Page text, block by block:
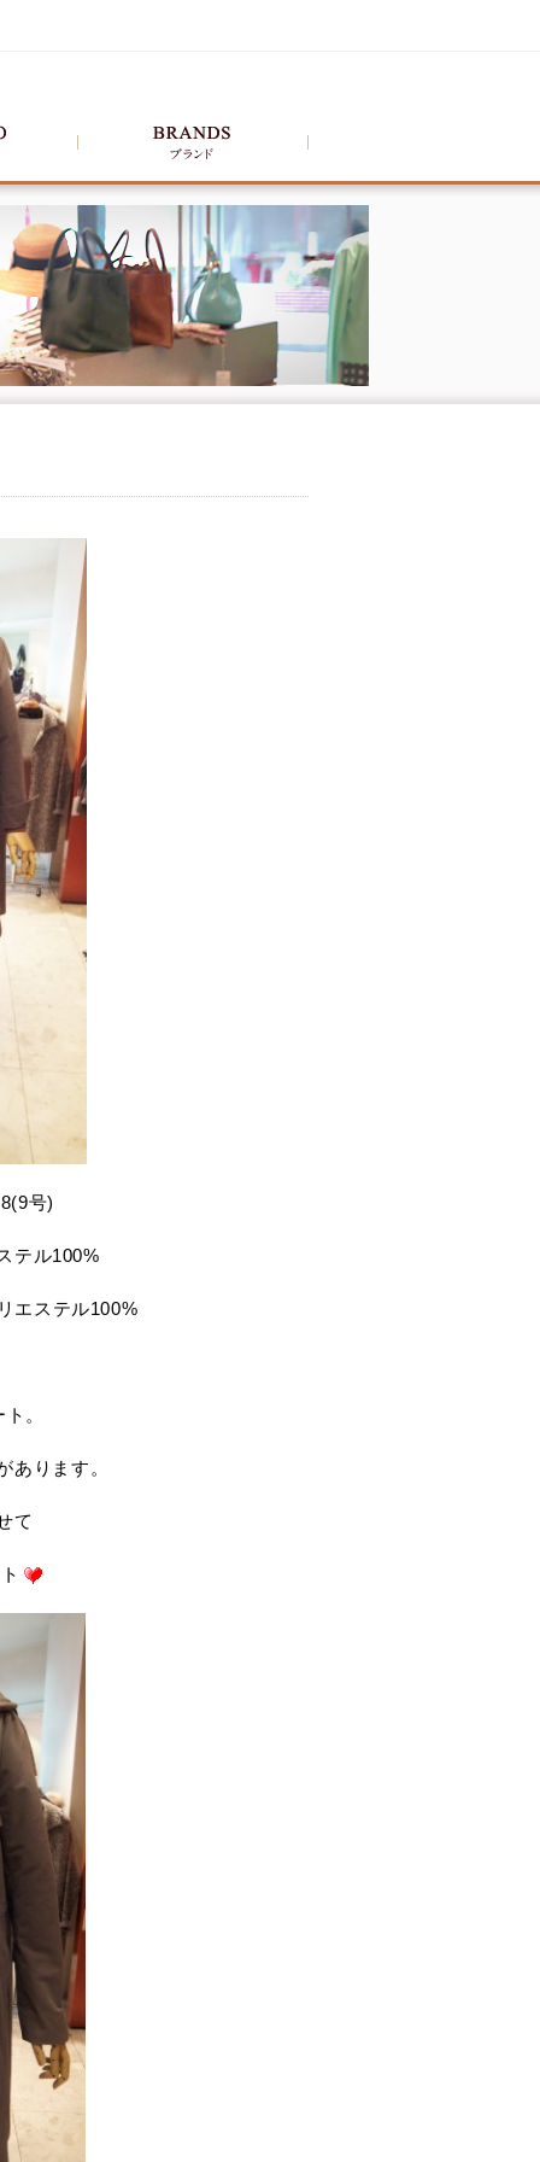
号)
テル100%
エステル100%
。
あります。
て